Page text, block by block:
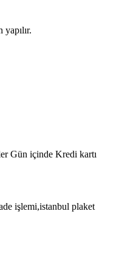
Gün içinde Kredi kartı
işlemi,istanbul plaket